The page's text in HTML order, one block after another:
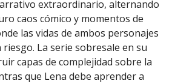
extraordinario, alternando
caos cómico y momentos de
las vidas de ambos personajes
La serie sobresale en su
capas de complejidad sobre la
que Lena debe aprender a